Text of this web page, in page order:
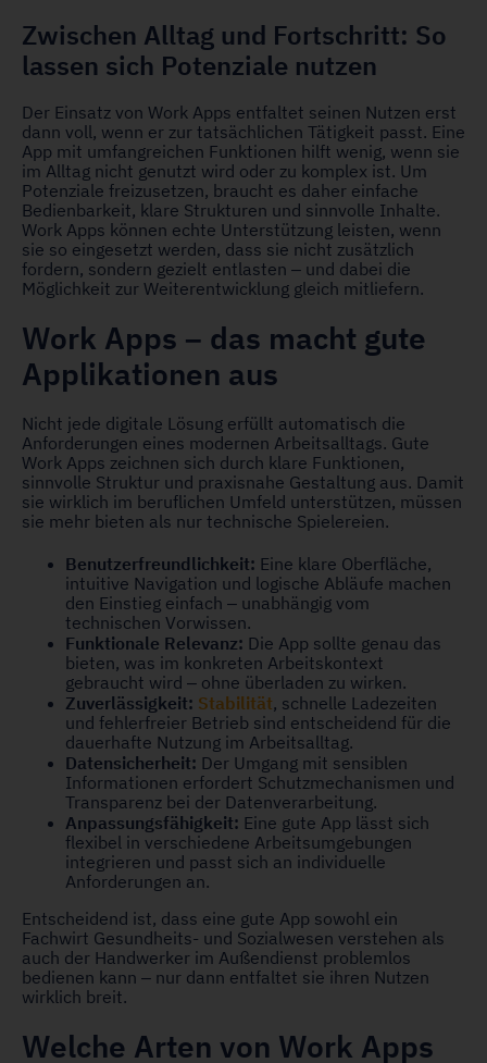
Zwischen Alltag und Fortschritt: So
lassen sich Potenziale nutzen
Der Einsatz von Work Apps entfaltet seinen Nutzen erst
dann voll, wenn er zur tatsächlichen Tätigkeit passt. Eine
App mit umfangreichen Funktionen hilft wenig, wenn sie
im Alltag nicht genutzt wird oder zu komplex ist. Um
Potenziale freizusetzen, braucht es daher einfache
Bedienbarkeit, klare Strukturen und sinnvolle Inhalte.
Work Apps können echte Unterstützung leisten, wenn
sie so eingesetzt werden, dass sie nicht zusätzlich
fordern, sondern gezielt entlasten – und dabei die
Möglichkeit zur Weiterentwicklung gleich mitliefern.
Work Apps – das macht gute
Applikationen aus
Nicht jede digitale Lösung erfüllt automatisch die
Anforderungen eines modernen Arbeitsalltags. Gute
Work Apps zeichnen sich durch klare Funktionen,
sinnvolle Struktur und praxisnahe Gestaltung aus. Damit
sie wirklich im beruflichen Umfeld unterstützen, müssen
sie mehr bieten als nur technische Spielereien.
Benutzerfreundlichkeit: Eine klare Oberfläche,
intuitive Navigation und logische Abläufe machen
den Einstieg einfach – unabhängig vom
technischen Vorwissen.
Funktionale Relevanz: Die App sollte genau das
bieten, was im konkreten Arbeitskontext
gebraucht wird – ohne überladen zu wirken.
Zuverlässigkeit: Stabilität, schnelle Ladezeiten
und fehlerfreier Betrieb sind entscheidend für die
dauerhafte Nutzung im Arbeitsalltag.
Datensicherheit: Der Umgang mit sensiblen
Informationen erfordert Schutzmechanismen und
Transparenz bei der Datenverarbeitung.
Anpassungsfähigkeit: Eine gute App lässt sich
flexibel in verschiedene Arbeitsumgebungen
integrieren und passt sich an individuelle
Anforderungen an.
Entscheidend ist, dass eine gute App sowohl ein
Fachwirt Gesundheits- und Sozialwesen verstehen als
auch der Handwerker im Außendienst problemlos
bedienen kann – nur dann entfaltet sie ihren Nutzen
wirklich breit.
Welche Arten von Work Apps